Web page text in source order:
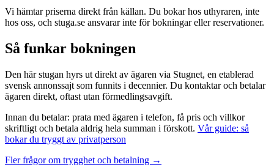
Vi hämtar priserna direkt från källan. Du bokar hos uthyraren, inte
hos oss, och stuga.se ansvarar inte för bokningar eller reservationer.
Så funkar bokningen
Den här stugan hyrs ut direkt av ägaren via Stugnet, en etablerad
svensk annonssajt som funnits i decennier. Du kontaktar och betalar
ägaren direkt, oftast utan förmedlingsavgift.
Innan du betalar: prata med ägaren i telefon, få pris och villkor
skriftligt och betala aldrig hela summan i förskott. Vår guide: så
bokar du tryggt av privatperson
Fler frågor om trygghet och betalning →